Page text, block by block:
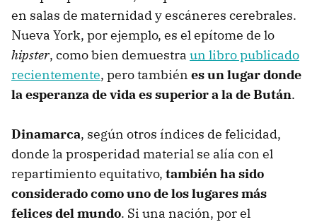
en salas de maternidad y escáneres cerebrales.
Nueva York, por ejemplo, es el epítome de lo
hipster, como bien demuestra un libro publicado
recientemente, pero también es un lugar donde
la esperanza de vida es superior a la de Bután.
Dinamarca, según otros índices de felicidad,
donde la prosperidad material se alía con el
repartimiento equitativo, también ha sido
considerado como uno de los lugares más
felices del mundo. Si una nación, por el